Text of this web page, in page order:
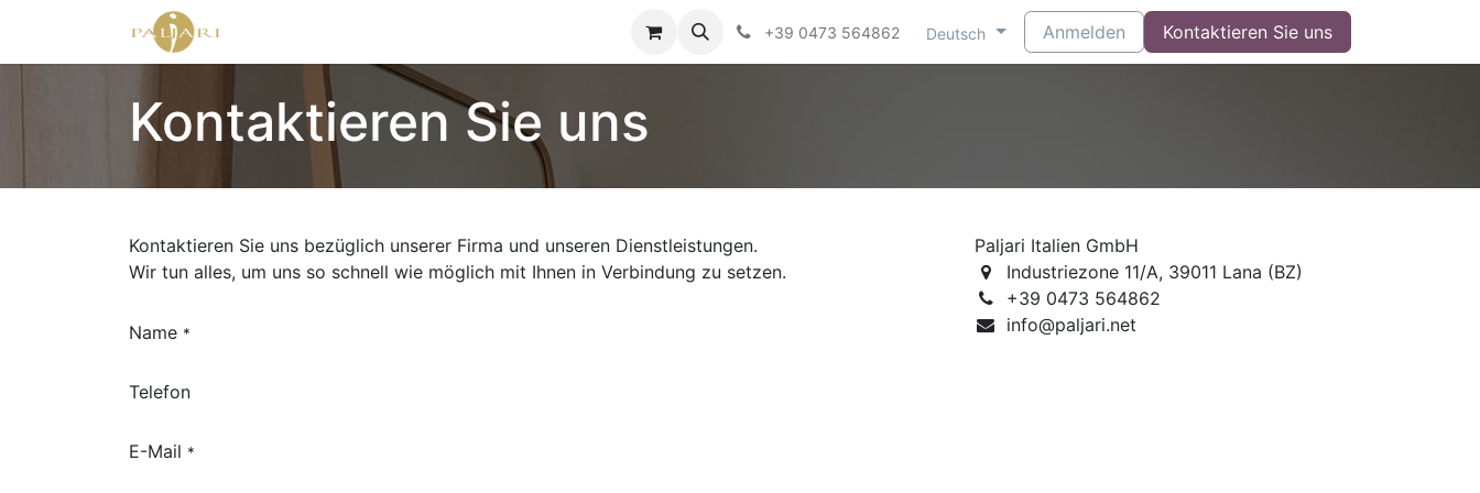
Kontaktieren Sie uns +39 0473 564862 Deutsch Anmelden Kontaktieren Sie uns
Kontaktieren Sie uns
Kontaktieren Sie uns bezüglich unserer Firma und unseren Dienstleistungen.
Wir tun alles, um uns so schnell wie möglich mit Ihnen in Verbindung zu setzen.
Name *
Telefon
E-Mail *
Paljari Italien GmbH
Industriezone 11/A, 39011 Lana (BZ)
+39 0473 564862
info@paljari.net